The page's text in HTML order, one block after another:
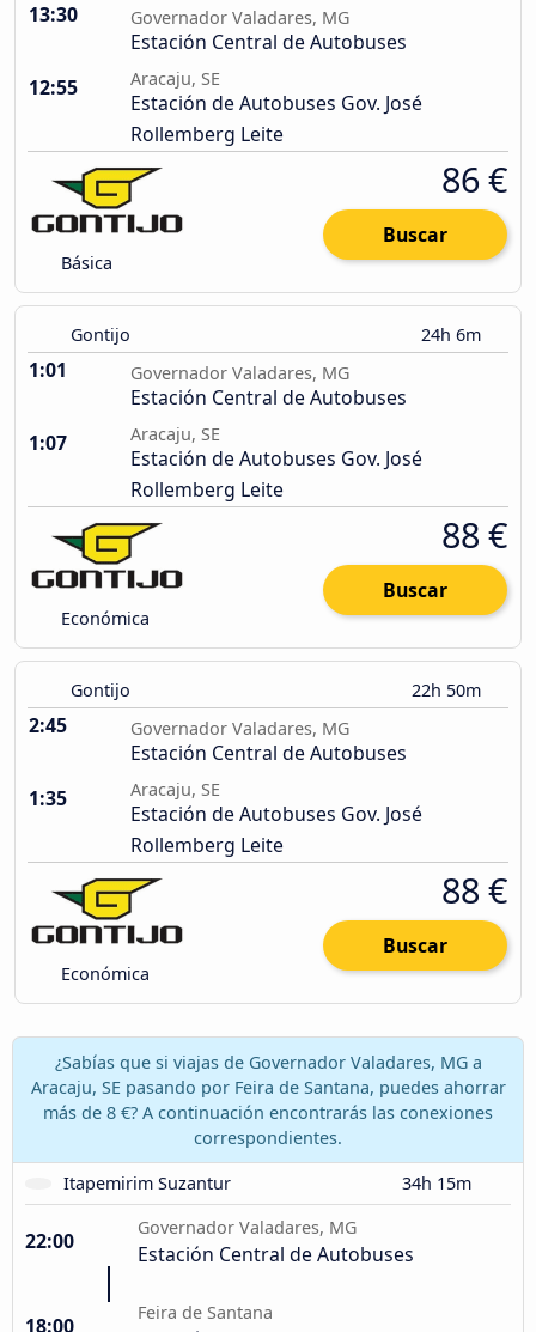
13:30 Governador Valadares, MG
Estación Central de Autobuses
12:55
Aracaju, SE
Estación de Autobuses Gov. José
Rollemberg Leite
Básica
86 €
Buscar
Gontijo 24h 6m
1:01 Governador Valadares, MG
Estación Central de Autobuses
1:07
Aracaju, SE
Estación de Autobuses Gov. José
Rollemberg Leite
Económica
88 €
Buscar
Gontijo 22h 50m
2:45 Governador Valadares, MG
Estación Central de Autobuses
1:35
Aracaju, SE
Estación de Autobuses Gov. José
Rollemberg Leite
Económica
88 €
Buscar
¿Sabías que si viajas de Governador Valadares, MG a
Aracaju, SE pasando por Feira de Santana, puedes ahorrar
más de 8 €? A continuación encontrarás las conexiones
correspondientes.
Itapemirim Suzantur
34h 15m
22:00
Governador Valadares, MG
Estación Central de Autobuses
18:00
Feira de Santana